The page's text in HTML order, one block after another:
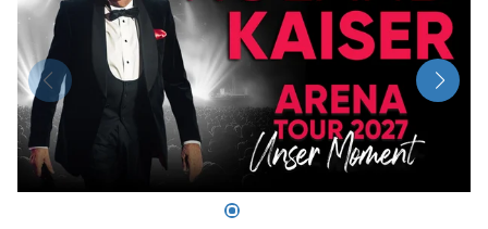
Busreisen
Bus mieten
Über Bus dich weg!
Radio
Sie befinden sich in: